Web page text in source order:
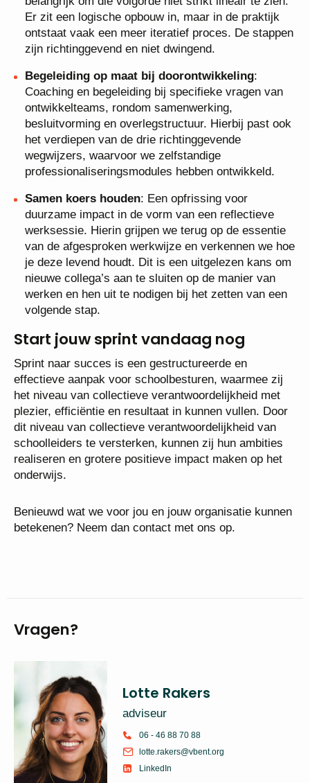
Er zit een logische opbouw in, maar in de praktijk
ontstaat vaak een meer iteratief proces. De stappen
zijn richtinggevend en niet dwingend.
Begeleiding op maat bij doorontwikkeling:
Coaching en begeleiding bij specifieke vragen van
ontwikkelteams, rondom samenwerking,
besluitvorming en overlegstructuur. Hierbij past ook
het verdiepen van de drie richtinggevende
wegwijzers, waarvoor we zelfstandige
professionaliseringsmodules hebben ontwikkeld.
Samen koers houden: Een opfrissing voor
duurzame impact in de vorm van een reflectieve
werksessie. Hierin grijpen we terug op de essentie
van de afgesproken werkwijze en verkennen we hoe
je deze levend houdt. Dit is een uitgelezen kans om
nieuwe collega’s aan te sluiten op de manier van
werken en hen uit te nodigen bij het zetten van een
volgende stap.
Start jouw sprint vandaag nog
Sprint naar succes is een gestructureerde en
effectieve aanpak voor schoolbesturen, waarmee zij
het niveau van collectieve verantwoordelijkheid met
plezier, efficiëntie en resultaat in kunnen vullen. Door
dit niveau van collectieve verantwoordelijkheid van
schoolleiders te versterken, kunnen zij hun ambities
realiseren en grotere positieve impact maken op het
onderwijs.
Benieuwd wat we voor jou en jouw organisatie kunnen
betekenen? Neem dan contact met ons op.
Vragen?
Lotte Rakers
adviseur
06 - 46 88 70 88
lotte.rakers@vbent.org
LinkedIn